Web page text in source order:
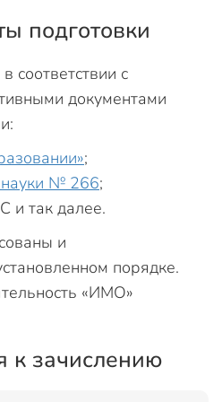
подготовки
соответствии с
документами
;
№ 266;
и так далее.
и
порядке.
«ИМО»
к зачислению